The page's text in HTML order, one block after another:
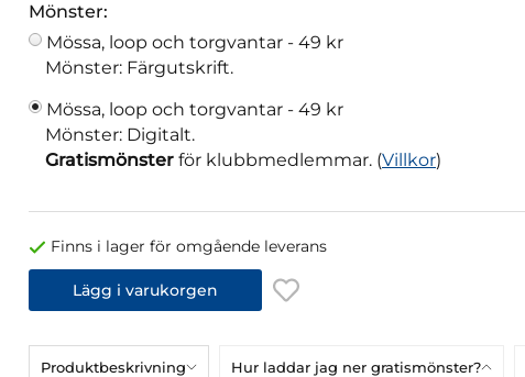
Mönster:
Mössa, loop och torgvantar - 49 kr
Mönster: Färgutskrift.
Mössa, loop och torgvantar - 49 kr
Mönster: Digitalt.
Gratismönster för klubbmedlemmar. (Villkor)
Finns i lager för omgående leverans
Lägg i varukorgen
Produktbeskrivning Hur laddar jag ner gratismönster?